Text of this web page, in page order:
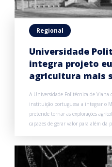
Regional
Universidade
integra projeto
agricultura mais
A Universidade Politécnica de Viana
instituição portuguesa a integrar o
pretende tornar as explorações
capazes de gerar valor para além da